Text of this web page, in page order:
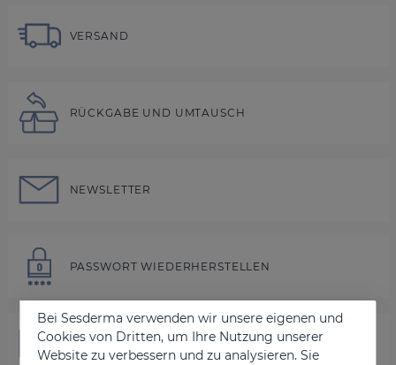
VERSAND
RÜCKGABE UND UMTAUSCH
NEWSLETTER
PASSWORT WIEDERHERSTELLEN
KONTAKT
Bei Sesderma verwenden wir unsere eigenen und
Cookies von Dritten, um Ihre Nutzung unserer
Website zu verbessern und zu analysieren. Sie